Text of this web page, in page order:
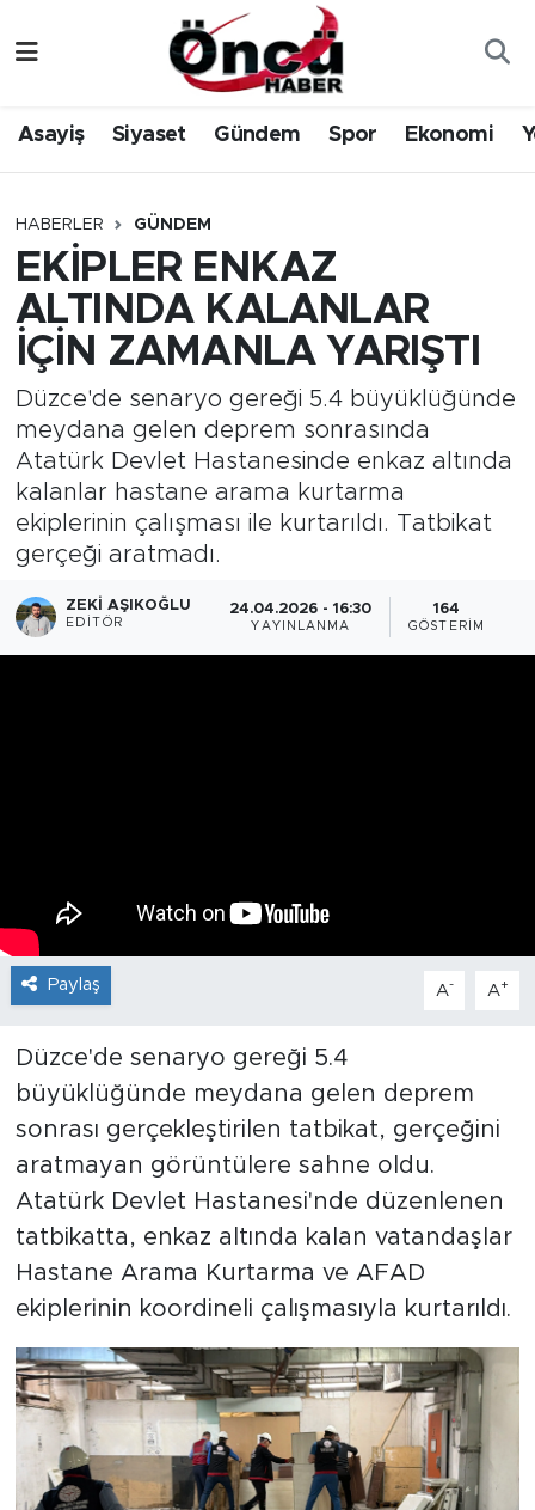
Asayiş Siyaset Gündem Spor Ekonomi
HABERLER GÜNDEM
EKİPLER ENKAZ
ALTINDA KALANLAR
İÇİN ZAMANLA YARIŞTI
Düzce'de senaryo gereği 5.4 büyüklüğünde
meydana gelen deprem sonrasında
Atatürk Devlet Hastanesinde enkaz altında
kalanlar hastane arama kurtarma
ekiplerinin çalışması ile kurtarıldı. Tatbikat
gerçeği aratmadı.
ZEKI AŞIKOĞLU
EDITÖR
24.04.2026 - 16:30
YAYINLANMA
164
GÖSTERIM
Paylaş A- A+
Düzce'de senaryo gereği 5.4
büyüklüğünde meydana gelen deprem
sonrası gerçekleştirilen tatbikat, gerçeğini
aratmayan görüntülere sahne oldu.
Atatürk Devlet Hastanesi'nde düzenlenen
tatbikatta, enkaz altında kalan vatandaşlar
Hastane Arama Kurtarma ve AFAD
ekiplerinin koordineli çalışmasıyla kurtarıldı.
Gündem
Sağlık & Çevre
Spor
Siyaset
Yerel Haber
Öncü Radyo Dinle
Öncü TV İzle
Düzce Nöbetçi Eczaneler
Düzce Hava Durumu
Düzce Namaz Vakitleri
Düzce Trafik Yoğunluk Haritası
Süper Lig Puan Durumu ve Fikstür
Tüm Manşetler
Son Dakika Haberleri
Haber Arşivi